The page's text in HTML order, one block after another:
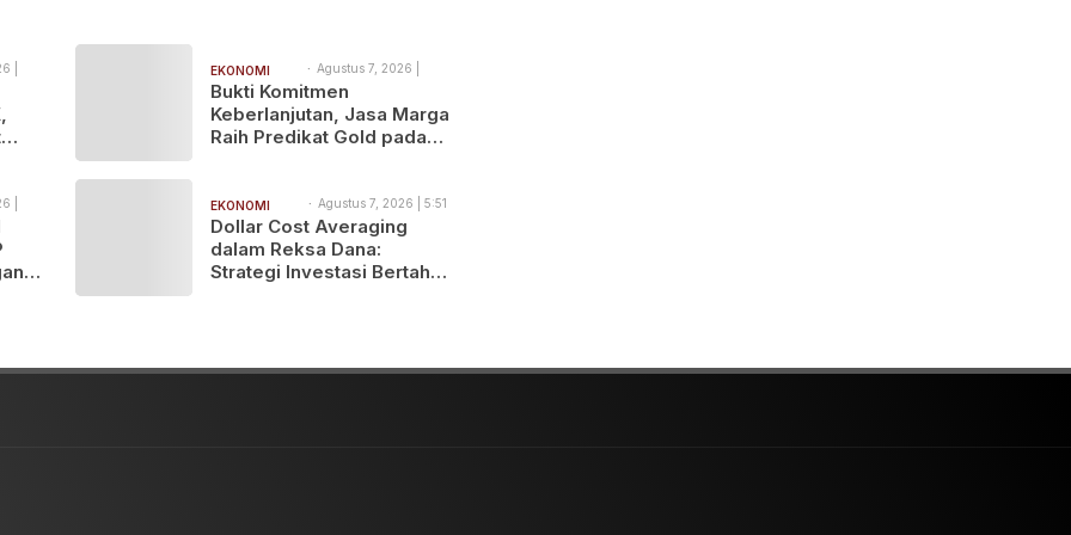
|
EKONOMI
BISNIS
Agustus 7, 2026 |
9:19 pm
Bukti Komitmen
Keberlanjutan, Jasa Marga
Raih Predikat Gold pada
|
EKONOMI
BISNIS
Agustus 7, 2026 | 5:51
pm
Dollar Cost Averaging
dalam Reksa Dana:
Strategi Investasi Bertahap